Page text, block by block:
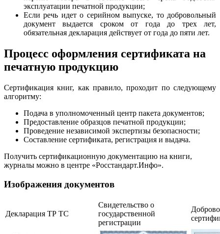
эксплуатации печатной продукции;
Если речь идет о серийном выпуске, то добровольный
документ выдается сроком от года до трех лет,
обязательная декларация действует от года до пяти лет.
Процесс оформления сертификата на
печатную продукцию
Сертификация книг, как правило, проходит по следующему
алгоритму:
Подача в уполномоченный центр пакета документов;
Предоставление образцов печатной продукции;
Проведение независимой экспертизы безопасности;
Составление сертификата, регистрация и выдача.
Получить сертификационную документацию на книги,
журналы можно в центре «Росстандарт.Инфо».
Изображения документов
Декларация ТР ТС
Свидетельство о
государственной
регистрации